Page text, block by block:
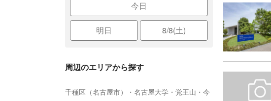
今日
明日 8/8(土)
周辺のエリアから探す
千種区（名古屋市）・名古屋大学・覚王山・今